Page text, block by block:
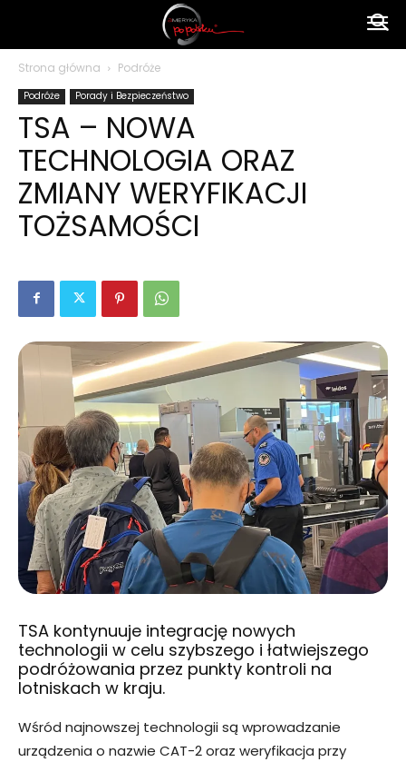
polsku
Strona główna Podróże
Podróże Porady i Bezpieczeństwo
TSA – NOWA
TECHNOLOGIA ORAZ
ZMIANY WERYFIKACJI
TOŻSAMOŚCI
TSA kontynuuje integrację nowych
technologii w celu szybszego i łatwiejszego
podróżowania przez punkty kontroli na
lotniskach w kraju.
Wśród najnowszej technologii są wprowadzanie
urządzenia o nazwie CAT-2 oraz weryfikacja przy